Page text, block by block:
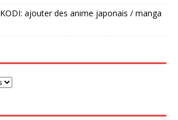
KODI: ajouter des anime japonais / manga